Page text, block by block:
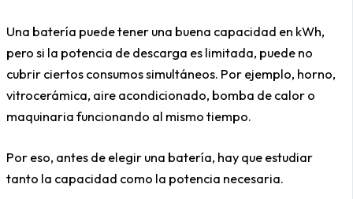
Una batería puede tener una buena capacidad en kWh,
pero si la potencia de descarga es limitada, puede no
cubrir ciertos consumos simultáneos. Por ejemplo, horno,
vitrocerámica, aire acondicionado, bomba de calor o
maquinaria funcionando al mismo tiempo.
Por eso, antes de elegir una batería, hay que estudiar
tanto la capacidad como la potencia necesaria.